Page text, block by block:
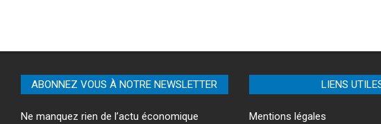
ABONNEZ VOUS À NOTRE NEWSLETTER
Ne manquez rien de l’actu économique
LIENS
Mentions légales